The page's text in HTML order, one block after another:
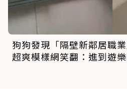
狗狗發現「隔壁新鄰居職
超爽模樣網笑翻：進到遊